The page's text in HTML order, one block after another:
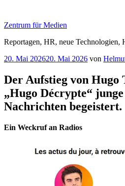
springen
Zentrum für Medien
Reportagen, HR, neue Technologien,
Veröffentlicht
20. Mai 202620. Mai 2026 von
Der Aufstieg von Hugo
„Hugo Décrypte“
Nachrichten begeistert.
Ein Weckruf an Radios